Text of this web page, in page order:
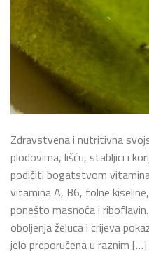
Zdravstvena i nutritivna
plodovima, lišću, stabljici i
podičiti bogatstvom
vitamina A, B6, folne
ponešto masnoća i
oboljenja želuca i crijeva
jelo preporučena u raznim […]